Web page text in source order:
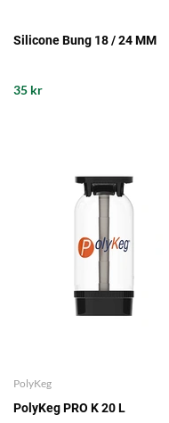
Silicone Bung 18 / 24 MM
35 kr
PolyKeg
PolyKeg PRO K 20 L